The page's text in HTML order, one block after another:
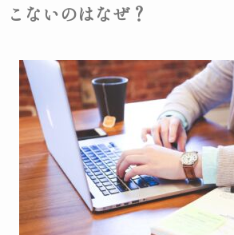
こないのはなぜ？